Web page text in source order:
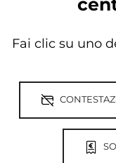
Fai clic su uno